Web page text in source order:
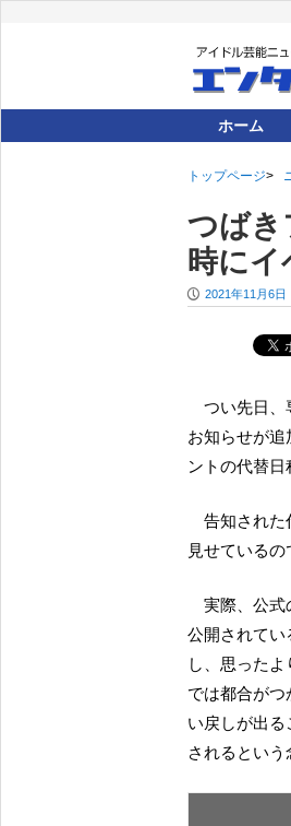
ホーム
トップページ
つばき
時に
P 2021年11月6日
つい先日、専念していた療養が長引いて、11月上旬にかけてのライブやイベントの順延や欠席の
お知らせが
ントの代替日
告知された代替日時が、思ったよりも近い日程だったことで、新沼が思った以上に堅調な回復を
見せているの
実際、公式のファンクラブニュースとして、代替日程だけではなく、付随するいくつかの情報が
公開されてい
し、思った
では都合が
い戻しが出
されるという